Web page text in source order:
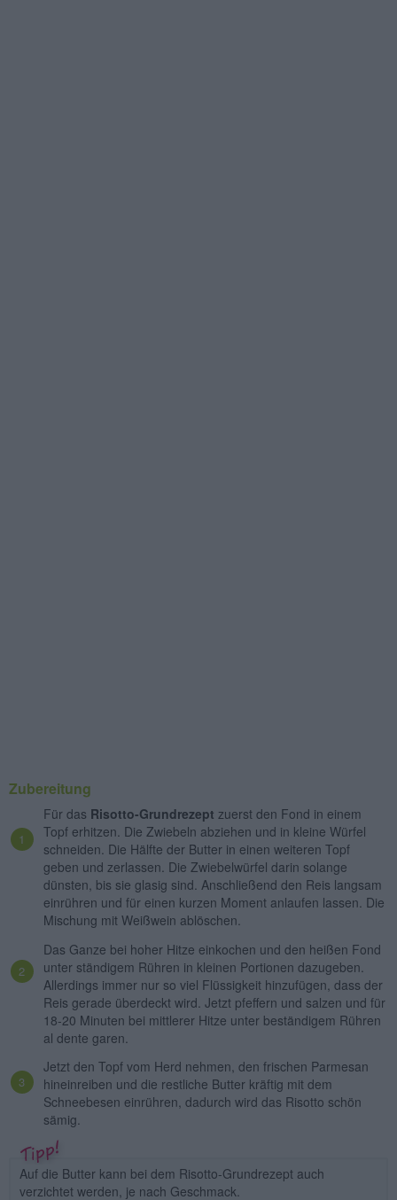
Zubereitung
Für das Risotto-Grundrezept zuerst den Fond in einem
Topf erhitzen. Die Zwiebeln abziehen und in kleine Würfel
schneiden. Die Hälfte der Butter in einen weiteren Topf
geben und zerlassen. Die Zwiebelwürfel darin solange
dünsten, bis sie glasig sind. Anschließend den Reis langsam
einrühren und für einen kurzen Moment anlaufen lassen. Die
Mischung mit Weißwein ablöschen.
Das Ganze bei hoher Hitze einkochen und den heißen Fond
unter ständigem Rühren in kleinen Portionen dazugeben.
Allerdings immer nur so viel Flüssigkeit hinzufügen, dass der
Reis gerade überdeckt wird. Jetzt pfeffern und salzen und für
18-20 Minuten bei mittlerer Hitze unter beständigem Rühren
al dente garen.
Jetzt den Topf vom Herd nehmen, den frischen Parmesan
hineinreiben und die restliche Butter kräftig mit dem
Schneebesen einrühren, dadurch wird das Risotto schön
sämig.
Auf die Butter kann bei dem Risotto-Grundrezept auch
verzichtet werden, je nach Geschmack.